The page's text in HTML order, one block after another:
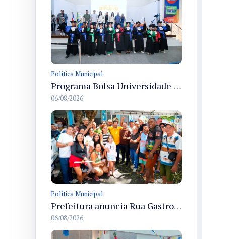
Política Municipal
Programa Bolsa Universidade entrega certificados a formandos em Manaus na sede do Executivo municipal
06/08/2026
Política Municipal
Prefeitura anuncia Rua Gastronômica de Manaus e garante alternativas para 54 ambulantes cadastrados
06/08/2026